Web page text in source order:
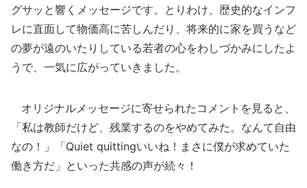
グサッと響くメッセージです。とりわけ、歴史的なインフ
レに直面して物価高に苦しんだり、将来的に家を買うなど
の夢が遠のいたりしている若者の心をわしづかみにしたよ
うで、一気に広がっていきました。
オリジナルメッセージに寄せられたコメントを見ると、
「私は教師だけど、残業するのをやめてみた。なんて自由
なの！」「Quiet quittingいいね！まさに僕が求めていた
働き方だ」といった共感の声が続々！